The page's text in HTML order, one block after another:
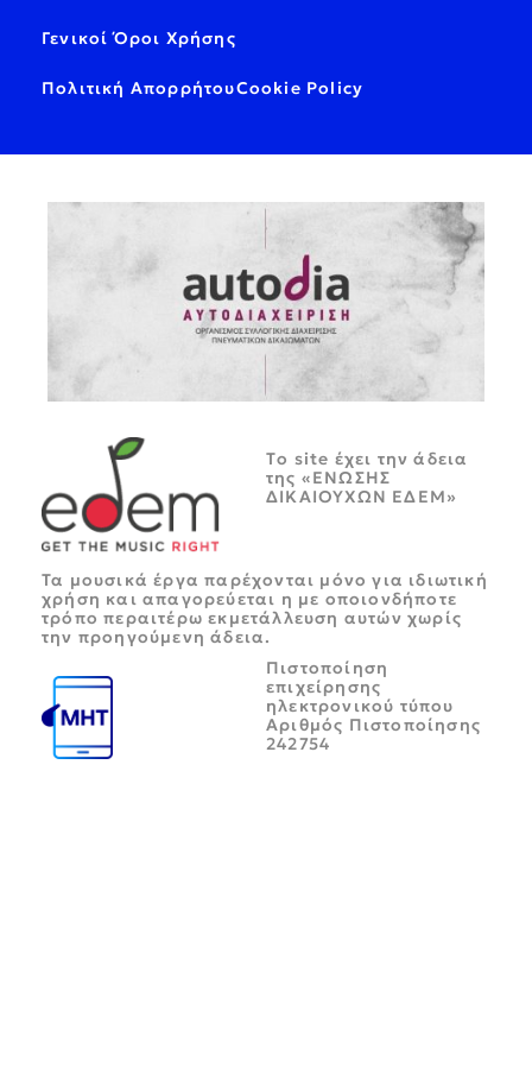
Γενικοί Όροι Χρήσης
Πολιτική ΑπορρήτουCookie Policy
Tο site έχει την άδεια
της «ΕΝΩΣΗΣ
ΔΙΚΑΙΟΥΧΩΝ ΕΔΕΜ»
Τα μουσικά έργα παρέχονται μόνο για ιδιωτική
χρήση και απαγορεύεται η με οποιονδήποτε
τρόπο περαιτέρω εκμετάλλευση αυτών χωρίς
την προηγούμενη άδεια.
Πιστοποίηση
επιχείρησης
ηλεκτρονικού τύπου
Αριθμός Πιστοποίησης
242754